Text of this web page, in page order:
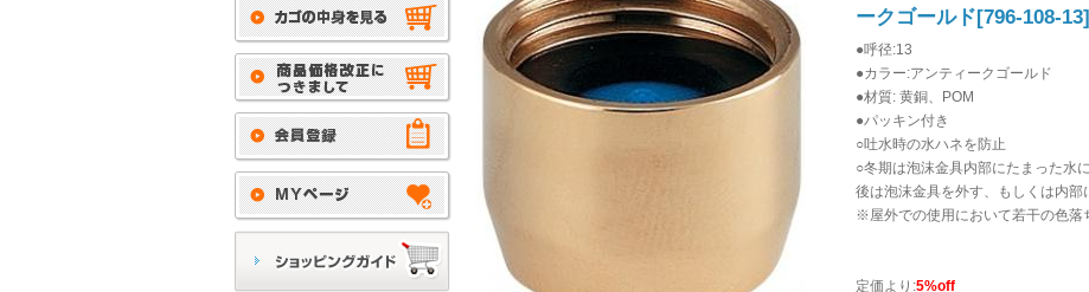
ークゴールド[796-108-13]
●呼径:13
●カラー:アンティークゴールド
●材質: 黄銅、POM
●パッキン付き
○吐水時の水ハネを防止
○冬期は泡沫金具内部にたまった水
後は泡沫金具を外す、もしくは内部
※屋外での使用において若干の色落
定価より:5%off